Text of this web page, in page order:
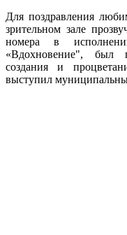
Для поздравления
зрительном зале
номера в
«Вдохновение", был
создания и
выступил